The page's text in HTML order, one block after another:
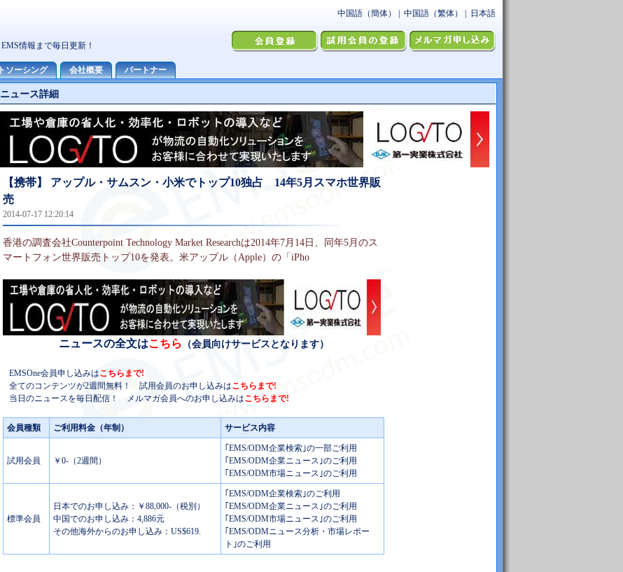
ニュース詳細
【携帯】 アップル・サムスン・小米でトップ10独占 14年5月スマホ世界販
売
2014-07-17 12:20:14
香港の調査会社Counterpoint Technology Market Researchは2014年7月14日、同年5月のス
マートフォン世界販売トップ10を発表。米アップル（Apple）の「iPho
ニュースの全文はこちら （会員向けサービスとなります）
EMSOne会員申し込みはこちらまで!
全てのコンテンツが2週間無料！ 試用会員のお申し込みはこちらまで!
当日のニュースを毎日配信！ メルマガ会員へのお申し込みはこちらまで!
会員種類 ご利用料金（年制） サービス内容
試用会員 ￥0-（2週間）
｢EMS/ODM企業検索｣の一部ご利用
｢EMS/ODM企業ニュース｣のご利用
｢EMS/ODM市場ニュース｣のご利用
標準会員
日本でのお申し込み：￥88,000-（税別）
中国でのお申し込み：4,886元
その他海外からのお申し込み：US$619.
｢EMS/ODM企業検索｣のご利用
｢EMS/ODM企業ニュース｣のご利用
｢EMS/ODM市場ニュース｣のご利用
｢EMS/ODMニュース分析・市場レポー
ト｣のご利用